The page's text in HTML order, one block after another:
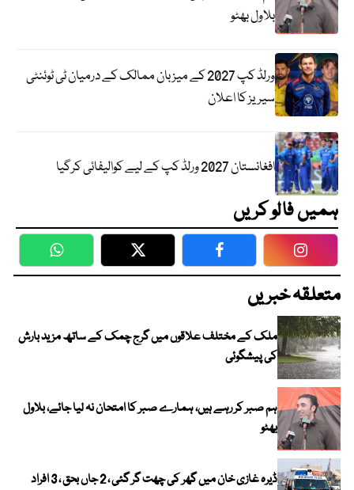
بلاول بھٹو
ورلڈ کپ 2027 کے میزبان ممالک کے درمیان ٹی ٹوئنٹی
سیریز کا اعلان
افغانستان 2027 ورلڈ کپ کے لیے کوالیفائی کرگیا
ہمیں فالو کریں
WhatsApp Twitter Facebook
متعلقہ خبریں
ملک کے مختلف علاقوں میں گرج چمک کے ساتھ مزید بارش
کی پیشگوئی
ہم صبر کر رہے ہیں، ہمارے صبر کا امتحان نہ لیا جائے، بلاول
بھٹو
ڈیرہ غازی خان میں گھر کی چھت گر گئی ، 2 جاں بحق ، 3 افراد